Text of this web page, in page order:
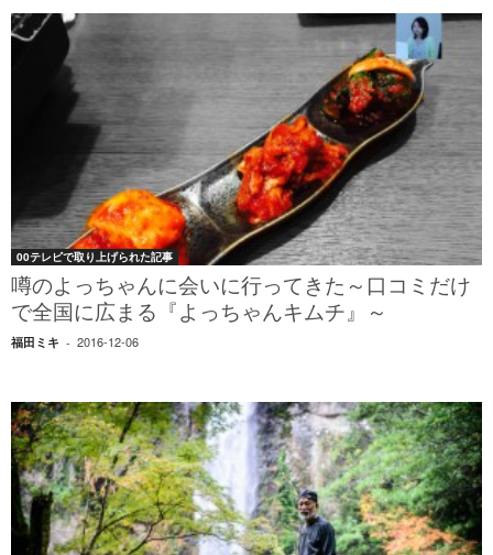
00テレビで取り上げられた記事
噂のよっちゃんに会いに行ってきた～口コミだけ
で全国に広まる『よっちゃんキムチ』～
福田ミキ - 2016-12-06